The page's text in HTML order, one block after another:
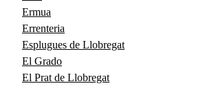
Ermua
Errenteria
Esplugues de Llobregat
El Grado
El Prat de Llobregat